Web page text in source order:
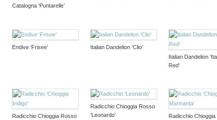
Catalogna ‘Puntarelle’
Endive ‘Frisee’
Italian Dandelion ‘Clio’
Italian Dandelion
Red’
Radicchio Chioggia Rosso
Radicchio Chioggia Rosso
‘Leonardo’
Radicchio